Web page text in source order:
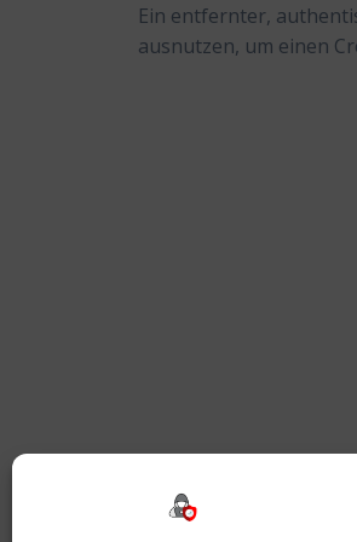
Ein entfernter,
ausnutzen, um einen